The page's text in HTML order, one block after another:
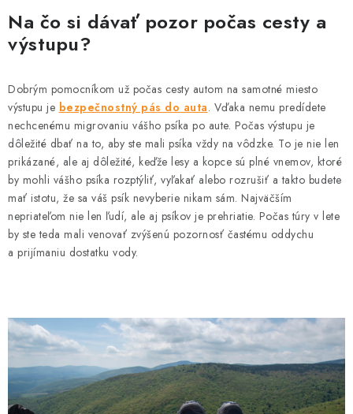
Na čo si dávať pozor počas cesty a
výstupu?
Dobrým pomocníkom už počas cesty autom na samotné miesto
výstupu je bezpečnostný pás do auta. Vďaka nemu predídete
nechcenému migrovaniu vášho psíka po aute. Počas výstupu je
dôležité dbať na to, aby ste mali psíka vždy na vôdzke. To je nie len
prikázané, ale aj dôležité, keďže lesy a kopce sú plné vnemov, ktoré
by mohli vášho psíka rozptýliť, vyľakať alebo rozrušiť a takto budete
mať istotu, že sa váš psík nevyberie nikam sám. Najväčším
nepriateľom nie len ľudí, ale aj psíkov je prehriatie. Počas túry v lete
by ste teda mali venovať zvýšenú pozornosť častému oddychu
a prijímaniu dostatku vody.